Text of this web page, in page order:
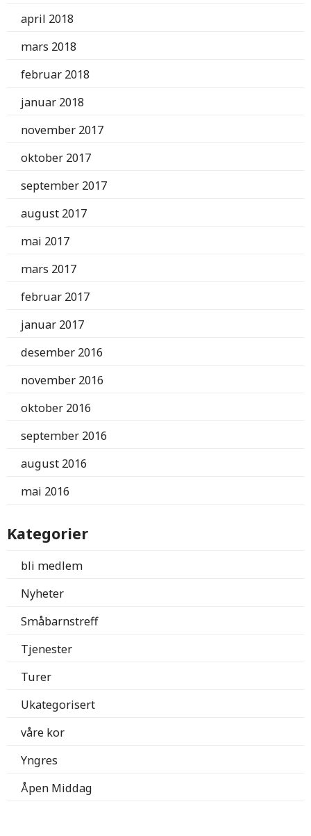
april 2018
mars 2018
februar 2018
januar 2018
november 2017
oktober 2017
september 2017
august 2017
mai 2017
mars 2017
februar 2017
januar 2017
desember 2016
november 2016
oktober 2016
september 2016
august 2016
mai 2016
Kategorier
bli medlem
Nyheter
Småbarnstreff
Tjenester
Turer
Ukategorisert
våre kor
Yngres
Åpen Middag